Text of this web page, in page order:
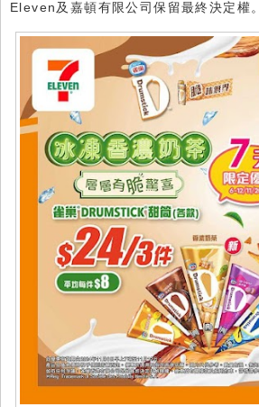
Eleven及嘉頓有限公司保留最終決定權。